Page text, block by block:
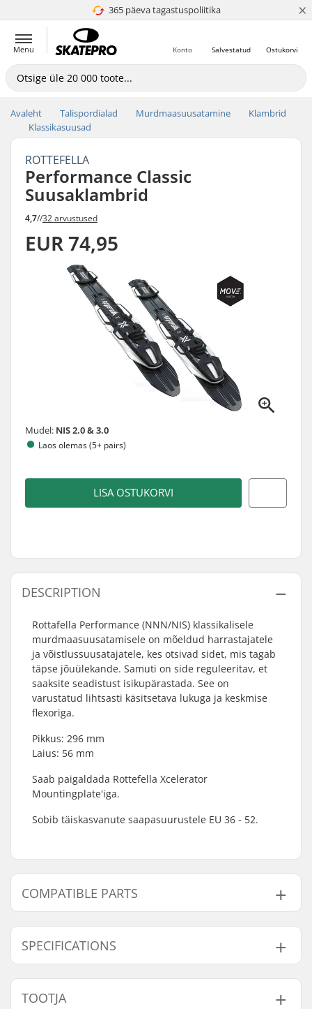
365 päeva tagastuspoliitika
4.8 paljaks 5 ×
Menu Ostukorvi
Salvestatud
Konto
Avaleht Talispordialad Murdmaasuusatamine
Klambrid
Klassikasuusad
ROTTEFELLA
Performance Classic
Suusaklambrid
4,7//32 arvustused
EUR 74,95
Mudel: NIS 2.0 & 3.0
Laos olemas (5+ pairs)
LISA OSTUKORVI
DESCRIPTION
Rottafella Performance (NNN/NIS) klassikalisele
murdmaasuusatamisele on mõeldud harrastajatele
ja võistlussuusatajatele, kes otsivad sidet, mis tagab
täpse jõuülekande. Samuti on side reguleeritav, et
saaksite seadistust isikupärastada. See on
varustatud lihtsasti käsitsetava lukuga ja keskmise
flexoriga.
Pikkus: 296 mm
Laius: 56 mm
Saab paigaldada Rottefella Xcelerator
Mountingplate'iga.
Sobib täiskasvanute saapasuurustele EU 36 - 52.
COMPATIBLE PARTS
Leidke ühilduvad tooted Rottefella Performance
Classic Suusaklambrid:
SPECIFICATIONS
Suusatüüp:
Classic
Ühilduvad saapad:
TOOTJA